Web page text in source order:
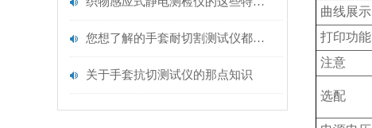
您想了解的手套耐切割测试仪都在这里了
关于手套抗切测试仪的那点知识
曲线展示
打印功能
注意
选配